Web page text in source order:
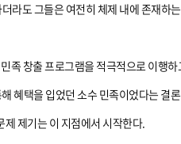
도 그들은 여전히 체제 내에 존재하
창출 프로그램을 적극적으로 이행
혜택을 입었던 소수 민족이었다는 결
제기는 이 지점에서 시작한다.